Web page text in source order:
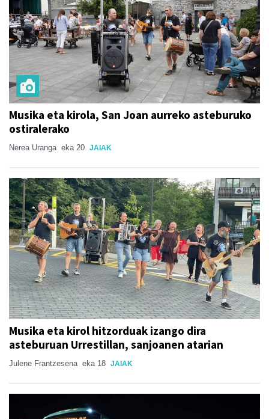
Musika eta kirola, San Joan aurreko asteburuko
ostiralerako
Nerea Uranga eka 20 JAIAK
Musika eta kirol hitzorduak izango dira
asteburuan Urrestillan, sanjoanen atarian
Julene Frantzesena eka 18 JAIAK